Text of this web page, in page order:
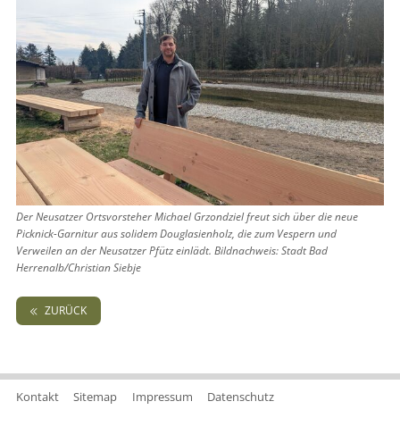
Der Neusatzer Ortsvorsteher Michael Grzondziel freut sich über die neue
Picknick-Garnitur aus solidem Douglasienholz, die zum Vespern und
Verweilen an der Neusatzer Pfütz einlädt. Bildnachweis: Stadt Bad
Herrenalb/Christian Siebje
ZURÜCK
Kontakt Sitemap Impressum Datenschutz